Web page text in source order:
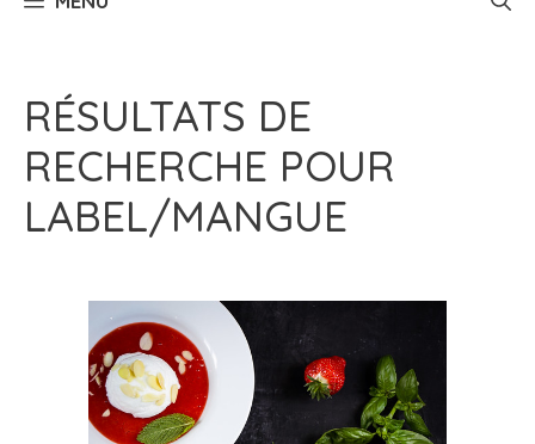
RÉSULTATS DE
RECHERCHE POUR
LABEL/MANGUE